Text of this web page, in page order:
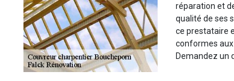
réparation et
qualité de ses
ce prestataire
conformes aux
Demandez un